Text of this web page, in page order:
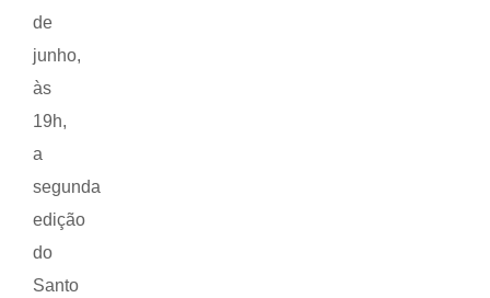
de
junho,
às
19h,
a
segunda
edição
do
Santo